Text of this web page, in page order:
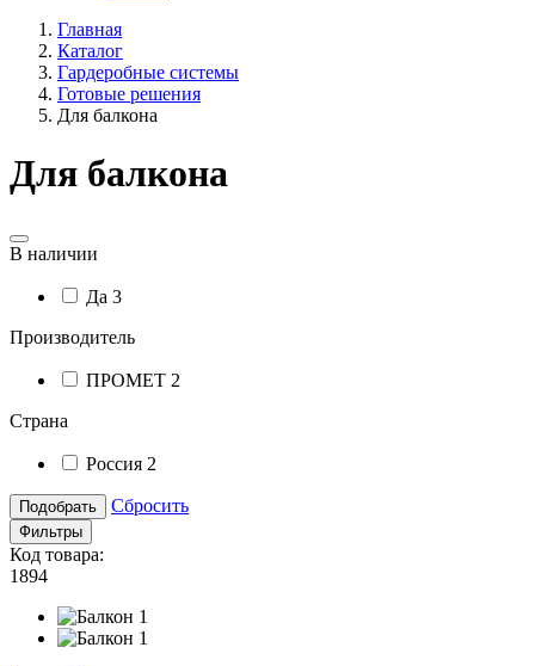
Главная
Каталог
Гардеробные системы
Готовые решения
Для балкона
Для балкона
В наличии
Да 3
Производитель
ПРОМЕТ 2
Страна
Россия 2
Подобрать Сбросить
Фильтры
Код товара:
1894